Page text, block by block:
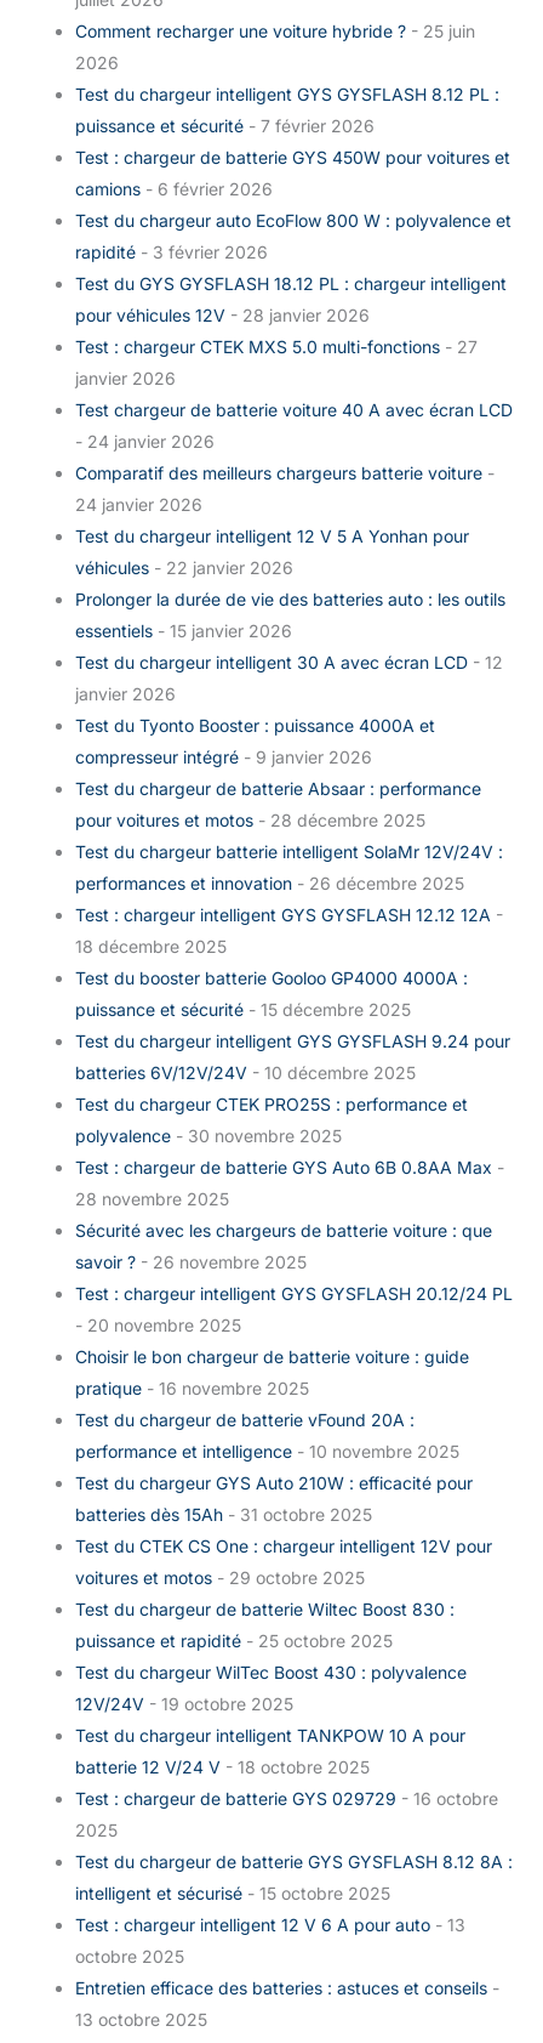
Comment recharger une voiture hybride ? - 25 juin
2026
Test du chargeur intelligent GYS GYSFLASH 8.12 PL :
puissance et sécurité - 7 février 2026
Test : chargeur de batterie GYS 450W pour voitures et
camions - 6 février 2026
Test du chargeur auto EcoFlow 800 W : polyvalence et
rapidité - 3 février 2026
Test du GYS GYSFLASH 18.12 PL : chargeur intelligent
pour véhicules 12V - 28 janvier 2026
Test : chargeur CTEK MXS 5.0 multi-fonctions - 27
janvier 2026
Test chargeur de batterie voiture 40 A avec écran LCD
- 24 janvier 2026
Comparatif des meilleurs chargeurs batterie voiture -
24 janvier 2026
Test du chargeur intelligent 12 V 5 A Yonhan pour
véhicules - 22 janvier 2026
Prolonger la durée de vie des batteries auto : les outils
essentiels - 15 janvier 2026
Test du chargeur intelligent 30 A avec écran LCD - 12
janvier 2026
Test du Tyonto Booster : puissance 4000A et
compresseur intégré - 9 janvier 2026
Test du chargeur de batterie Absaar : performance
pour voitures et motos - 28 décembre 2025
Test du chargeur batterie intelligent SolaMr 12V/24V :
performances et innovation - 26 décembre 2025
Test : chargeur intelligent GYS GYSFLASH 12.12 12A -
18 décembre 2025
Test du booster batterie Gooloo GP4000 4000A :
puissance et sécurité - 15 décembre 2025
Test du chargeur intelligent GYS GYSFLASH 9.24 pour
batteries 6V/12V/24V - 10 décembre 2025
Test du chargeur CTEK PRO25S : performance et
polyvalence - 30 novembre 2025
Test : chargeur de batterie GYS Auto 6B 0.8AA Max -
28 novembre 2025
Sécurité avec les chargeurs de batterie voiture : que
savoir ? - 26 novembre 2025
Test : chargeur intelligent GYS GYSFLASH 20.12/24 PL
- 20 novembre 2025
Choisir le bon chargeur de batterie voiture : guide
pratique - 16 novembre 2025
Test du chargeur de batterie vFound 20A :
performance et intelligence - 10 novembre 2025
Test du chargeur GYS Auto 210W : efficacité pour
batteries dès 15Ah - 31 octobre 2025
Test du CTEK CS One : chargeur intelligent 12V pour
voitures et motos - 29 octobre 2025
Test du chargeur de batterie Wiltec Boost 830 :
puissance et rapidité - 25 octobre 2025
Test du chargeur WilTec Boost 430 : polyvalence
12V/24V - 19 octobre 2025
Test du chargeur intelligent TANKPOW 10 A pour
batterie 12 V/24 V - 18 octobre 2025
Test : chargeur de batterie GYS 029729 - 16 octobre
2025
Test du chargeur de batterie GYS GYSFLASH 8.12 8A :
intelligent et sécurisé - 15 octobre 2025
Test : chargeur intelligent 12 V 6 A pour auto - 13
octobre 2025
Entretien efficace des batteries : astuces et conseils -
13 octobre 2025